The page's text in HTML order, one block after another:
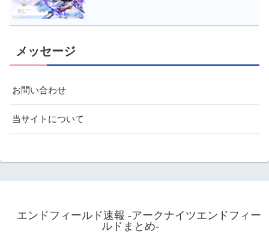
メッセージ
お問い合わせ
当サイトについて
エンドフィールド速報 -アークナイツエンドフィー
ルドまとめ-